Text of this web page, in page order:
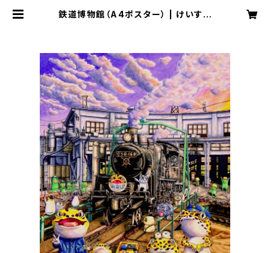
鉄道博物館（A4ポスター） | けいすけ